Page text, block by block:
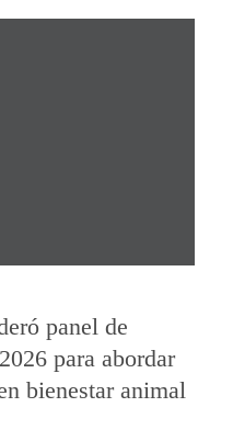
panel de
para abordar
bienestar animal